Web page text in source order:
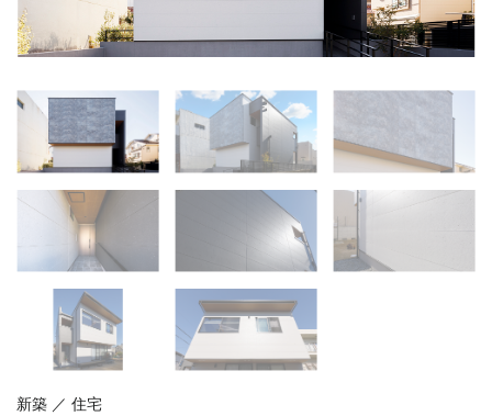
新築 ／ 住宅